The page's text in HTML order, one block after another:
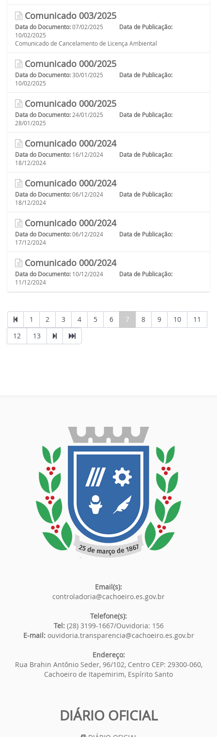
Comunicado 003/2025
Data do Documento: 07/02/2025
Data de Publicação:
10/02/2025
Comunicado de Cancelamento de Licença Ambiental
Comunicado 000/2025
Data do Documento: 30/01/2025
Data de Publicação:
10/02/2025
Comunicado 000/2025
Data do Documento: 24/01/2025
Data de Publicação:
28/01/2025
Comunicado 000/2024
Data do Documento: 16/12/2024
Data de Publicação:
18/12/2024
Comunicado 000/2024
Data do Documento: 06/12/2024
Data de Publicação:
18/12/2024
Comunicado 000/2024
Data do Documento: 06/12/2024
Data de Publicação:
17/12/2024
Comunicado 000/2024
Data do Documento: 10/12/2024
Data de Publicação:
11/12/2024
1 2 3 4 5 6 7 8 9 10
11
12
13
Email(s):
controladoria@cachoeiro.es.gov.br
Telefone(s):
Tel: (28) 3199-1667/Ouvidoria: 156
E-mail: ouvidoria.transparencia@cachoeiro.es.gov.br
Endereço:
Rua Brahin Antônio Seder, 96/102, Centro CEP: 29300-060,
Cachoeiro de Itapemirim, Espírito Santo
DIÁRIO OFICIAL